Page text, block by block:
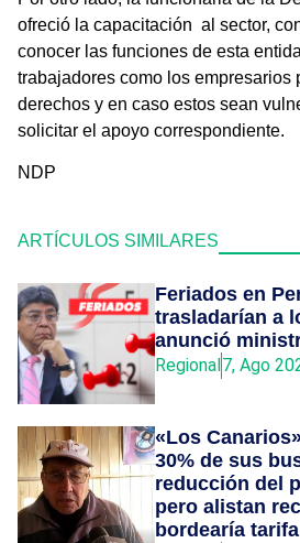
ARTÍCULOS SIMILARES
Feriados en
trasladarían a
anunció
Regional 7, Ago
«Los
30% de sus
reducción del
pero alistan
bordearía
ofreció la capacitación al sector,
conocer las funciones de esta
trabajadores como los empresarios
derechos y en caso estos sean
solicitar el apoyo correspondiente.
NDP